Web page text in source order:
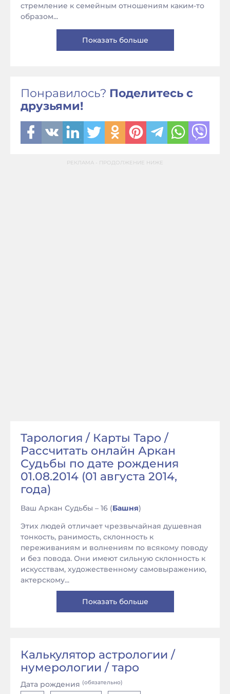
стремление к семейным отношениям каким-то
образом...
Показать больше
Понравилось? Поделитесь с
друзьями!
РЕКЛАМА - ПРОДОЛЖЕНИЕ НИЖЕ
Тарология / Карты Таро /
Рассчитать онлайн Аркан
Судьбы по дате рождения
01.08.2014 (01 августа 2014,
года)
Ваш Аркан Судьбы – 16 (Башня)
Этих людей отличает чрезвычайная душевная
тонкость, ранимость, склонность к
переживаниям и волнениям по всякому поводу
и без повода. Они имеют сильную склонность к
искусствам, художественному самовыражению,
актерскому...
Показать больше
Калькулятор астрологии /
нумерологии / таро
Дата рождения (обязательно)